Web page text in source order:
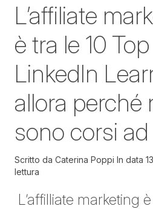
L’affiliate
è tra le 10
LinkedIn
allora perché
sono corsi
Scritto da Caterina Poppi In data
lettura
L’affilliate marketing